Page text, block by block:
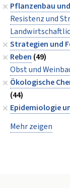
Pflanzenbau
Resistenz und
Strategien und
Reben (49)
Obst und
Ökologische
(44)
Epidemiologie
Mehr zeigen